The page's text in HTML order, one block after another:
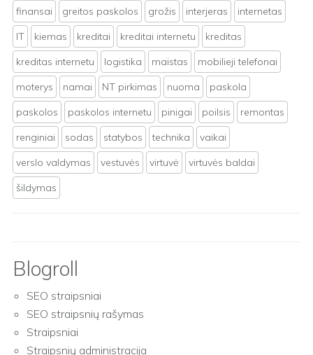
finansai
greitos paskolos grožis interjeras
internetas
IT
kiemas kreditai kreditai internetu
kreditas
kreditas internetu
logistika maistas
mobilieji telefonai
moterys
namai NT pirkimas nuoma
paskola
paskolos
paskolos internetu pinigai poilsis
remontas
renginiai
sodas statybos technika
vaikai
verslo valdymas
vestuvės virtuvė
virtuvės baldai
šildymas
Blogroll
SEO straipsniai
SEO straipsnių rašymas
Straipsniai
Straipsnių administracija